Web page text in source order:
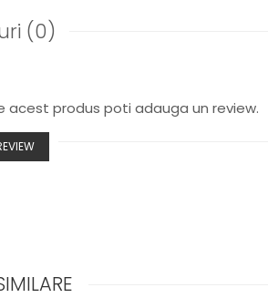
(0)
acest produs poti adauga un review.